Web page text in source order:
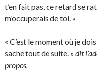
t’en fait pas, ce retard se
m’occuperais de toi. »
« C’est le moment où je
sache tout de suite. » dit
propos.